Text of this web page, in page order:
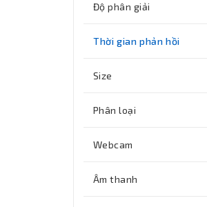
Độ phân giải
Thời gian phản hồi
Size
Phân loại
Webcam
Âm thanh